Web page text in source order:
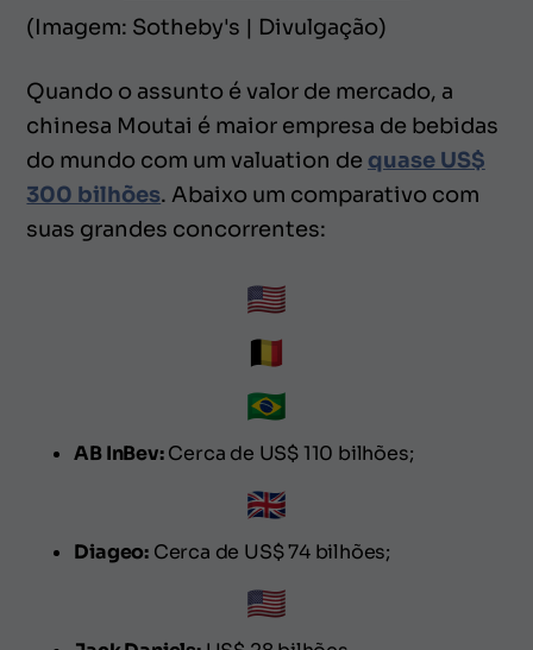
(Imagem: Sotheby's | Divulgação)
Quando o assunto é valor de mercado, a
chinesa Moutai é maior empresa de bebidas
do mundo com umvaluation de quase US$
300 bilhões. Abaixo um comparativo com
suas grandes concorrentes:
AB InBev:Cerca de US$ 110 bilhões;
Diageo: Cerca de US$ 74 bilhões;